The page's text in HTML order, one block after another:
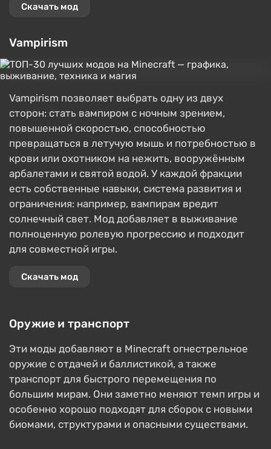
Скачать мод
Vampirism
Vampirism позволяет выбрать одну из двух
сторон: стать вампиром с ночным зрением,
повышенной скоростью, способностью
превращаться в летучую мышь и потребностью в
крови или охотником на нежить, вооружённым
арбалетами и святой водой. У каждой фракции
есть собственные навыки, система развития и
ограничения: например, вампирам вредит
солнечный свет. Мод добавляет в выживание
полноценную ролевую прогрессию и подходит
для совместной игры.
Скачать мод
Оружие и транспорт
Эти моды добавляют в Minecraft огнестрельное
оружие с отдачей и баллистикой, а также
транспорт для быстрого перемещения по
большим мирам. Они заметно меняют темп игры и
особенно хорошо подходят для сборок с новыми
биомами, структурами и опасными существами.